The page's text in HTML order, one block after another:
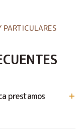
PARTICULARES
prestamos